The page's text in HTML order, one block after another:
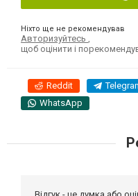
Ніхто ще не рекомендував
Авторизуйтесь
щоб оцінити і
Reddit
WhatsApp